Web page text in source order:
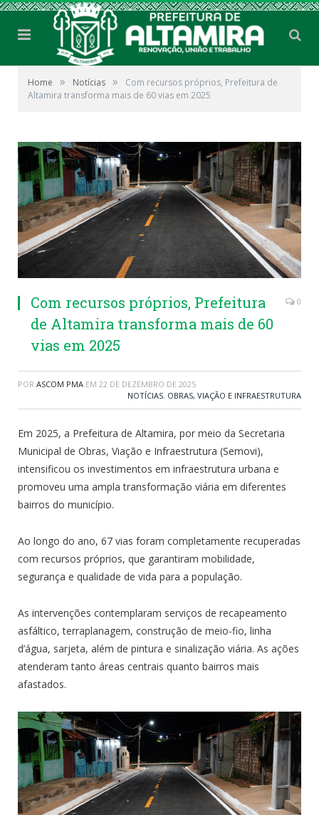
Home » Notícias »
Com recursos próprios, Prefeitura de
Altamira transforma mais de 60 vias em 2025
Com recursos próprios, Prefeitura
de Altamira transforma mais de 60
vias em 2025
0
POR ASCOM PMA EM 22 DE DEZEMBRO DE 2025
NOTÍCIAS, OBRAS, VIAÇÃO E INFRAESTRUTURA
Em 2025, a Prefeitura de Altamira, por meio da Secretaria
Municipal de Obras, Viação e Infraestrutura (Semovi),
intensificou os investimentos em infraestrutura urbana e
promoveu uma ampla transformação viária em diferentes
bairros do município.
Ao longo do ano, 67 vias foram completamente recuperadas
com recursos próprios, que garantiram mobilidade,
segurança e qualidade de vida para a população.
As intervenções contemplaram serviços de recapeamento
asfáltico, terraplanagem, construção de meio-fio, linha
d’água, sarjeta, além de pintura e sinalização viária. As ações
atenderam tanto áreas centrais quanto bairros mais
afastados.